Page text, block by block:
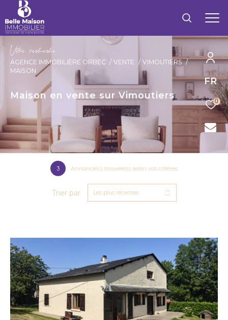
FR
0
Vore recece
AGENCE IMMOBILIÈRE ORBEC VENTE
VIMOUTIERS
MAISON
Maison en vente sur Vimoutiers
3 Annonce(s) trouvée(s) selon vos critères
Trier par Les plus récentes